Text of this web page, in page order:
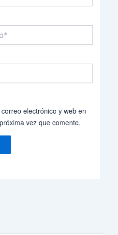
electrónico y web en
vez que comente.